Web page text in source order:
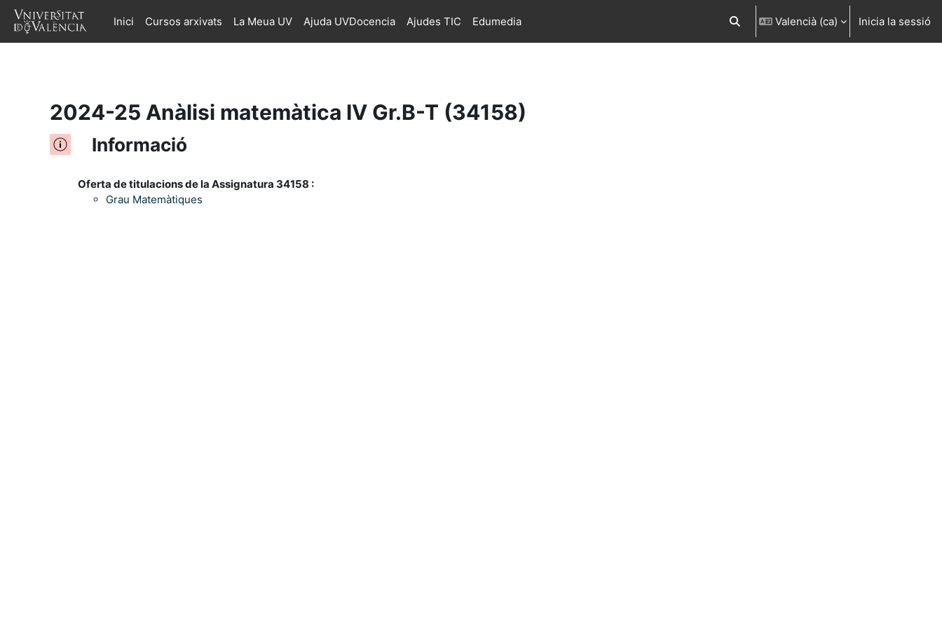
Ves al contingut principalInici Cursos arxivats La Meua UV Ajuda UVDocencia Ajudes TIC Edumedia Commuta l'entrada de la cerca
Valencià ‎(ca)‎ Inicia la sessió
2024-25 Anàlisi matemàtica IV Gr.B-T (34158)
Informació
Oferta de titulacions de la Assignatura 34158 :
Grau Matemàtiques